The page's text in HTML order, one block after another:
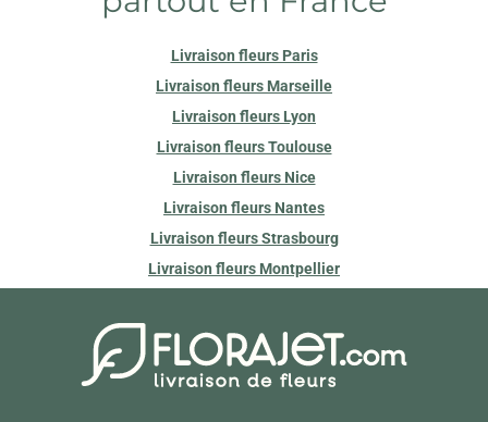
Livraison fleurs Paris
Livraison fleurs Marseille
Livraison fleurs Lyon
Livraison fleurs Toulouse
Livraison fleurs Nice
Livraison fleurs Nantes
Livraison fleurs Strasbourg
Livraison fleurs Montpellier